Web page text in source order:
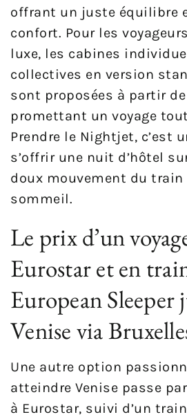
offrant un juste équilibre
confort. Pour les
luxe, les cabines
collectives en version
sont proposées à partir de
promettant un voyage
Prendre le Nightjet, c’est
s’offrir une nuit d’hôtel
doux mouvement du train
sommeil.
Le prix d’un
Eurostar et en
European Sleeper
Venise via
Une autre option
atteindre Venise passe
à Eurostar, suivi d’un